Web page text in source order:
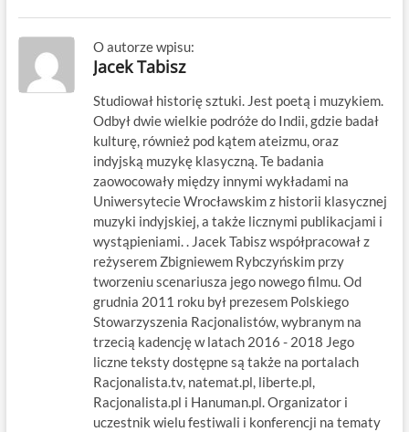
O autorze wpisu:
Jacek Tabisz
Studiował historię sztuki. Jest poetą i muzykiem.
Odbył dwie wielkie podróże do Indii, gdzie badał
kulturę, również pod kątem ateizmu, oraz
indyjską muzykę klasyczną. Te badania
zaowocowały między innymi wykładami na
Uniwersytecie Wrocławskim z historii klasycznej
muzyki indyjskiej, a także licznymi publikacjami i
wystąpieniami. . Jacek Tabisz współpracował z
reżyserem Zbigniewem Rybczyńskim przy
tworzeniu scenariusza jego nowego filmu. Od
grudnia 2011 roku był prezesem Polskiego
Stowarzyszenia Racjonalistów, wybranym na
trzecią kadencję w latach 2016 - 2018 Jego
liczne teksty dostępne są także na portalach
Racjonalista.tv, natemat.pl, liberte.pl,
Racjonalista.pl i Hanuman.pl. Organizator i
uczestnik wielu festiwali i konferencji na tematy